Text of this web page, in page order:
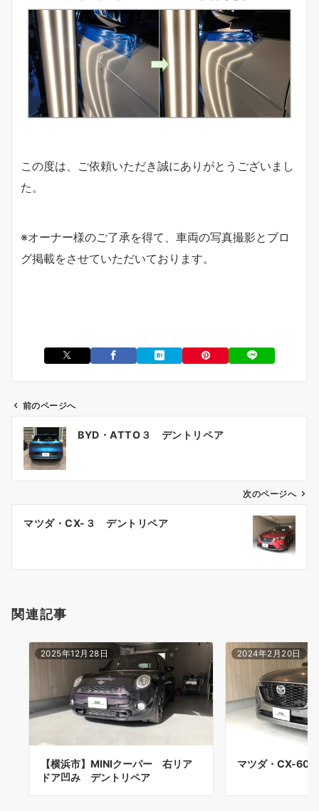
この度は、ご依頼いただき誠にありがとうございまし
た。
※オーナー様のご了承を得て、車両の写真撮影とブロ
グ掲載をさせていただいております。
ン
前のページへ
BYD・ATTO３ デントリペア
次のページへ
マツダ・CX-３ デントリペア
関連記事
2025年12月28日
【横浜市】MINIクーパー 右リア
ドア凹み デントリペア
2024年2月20日
マツダ・CX-60